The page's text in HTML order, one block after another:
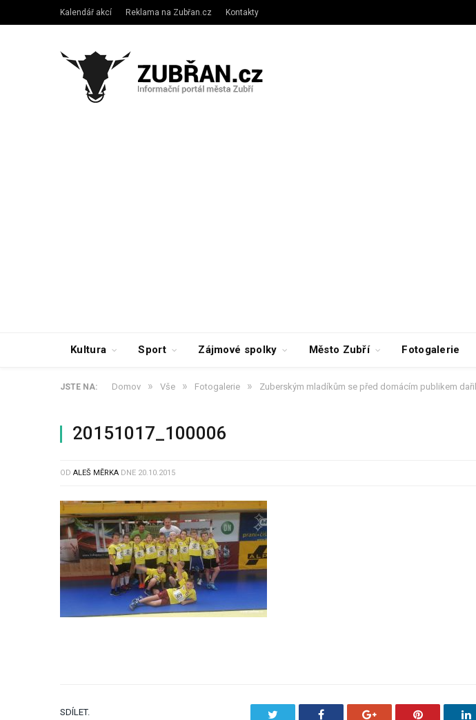
Kalendář akcí Reklama na Zubřan.cz Kontakty
Kultura Sport Zájmové spolky Město Zubří Fotogalerie
JSTE NA: Domov » Vše » Fotogalerie » Zuberským mladíkům se před domácím publikem
20151017_100006
OD ALEŠ MĚRKA DNE 20.10.2015
SDÍLET. Facebook Google+ Pinterest